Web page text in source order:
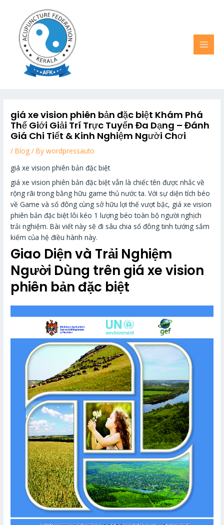
content
giá xe vision phiên bản đặc biệt Khám Phá
Thế Giới Giải Trí Trực Tuyến Đa Dạng – Đánh
Giá Chi Tiết & Kinh Nghiệm Người Chơi
/Blog / Bywordpressauto
giá xe vision phiên bản đặc biệt
giá xe vision phiên bản đặc biệt vẫn là chiếc tên được nhắc về
rộng rãi trong bằng hữu game thủ nước ta. Với sự diện tích béo
về Game và số đông cùng sở hữu lợi thế vượt bậc, giá xe vision
phiên bản đặc biệt lôi kéo 1 lượng béo toàn bộ người nghịch
trải nghiệm. Bài viết này sẽ đi sâu chia số đông tinh tướng sắm
kiếm của hệ điều hành này.
Giao Diện và Trải Nghiệm
Người Dùng trên giá xe vision
phiên bản đặc biệt